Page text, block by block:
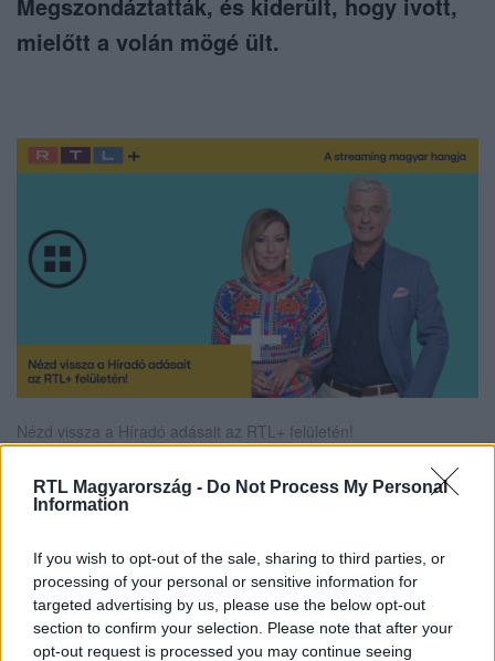
RTL Magyarország - Do Not Process My Personal
Information
If you wish to opt-out of the sale, sharing to third parties, or
processing of your personal or sensitive information for
targeted advertising by us, please use the below opt-out
section to confirm your selection. Please note that after your
opt-out request is processed you may continue seeing
mielőtt a volán mögé ült.
Nézd vissza a Híradó adásait az RTL+ felületén!